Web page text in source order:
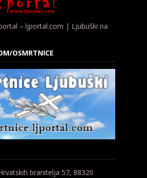
– ljportal.com | Ljubuški na
OSMRTNICE
branitelja 57, 88320